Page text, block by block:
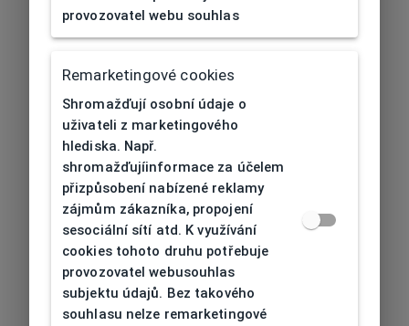
provozovatel webu souhlas
Remarketingové cookies
Shromažďují osobní údaje o
uživateli z marketingového
hlediska. Např.
shromažďujíinformace za účelem
přizpůsobení nabízené reklamy
zájmům zákazníka, propojení
sesociální sítí atd. K využívání
cookies tohoto druhu potřebuje
provozovatel webusouhlas
subjektu údajů. Bez takového
souhlasu nelze remarketingové